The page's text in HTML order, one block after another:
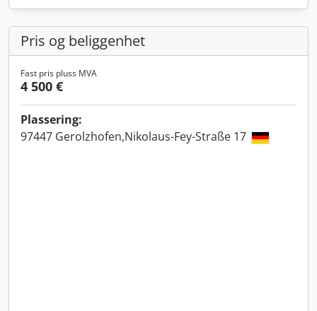
Pris og beliggenhet
Fast pris pluss MVA
4 500 €
Plassering:
97447 Gerolzhofen,Nikolaus-Fey-Straße 17